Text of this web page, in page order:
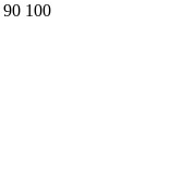
90 100